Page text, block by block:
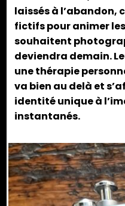
laissés à l’abandon,
fictifs pour animer
souhaitent
deviendra demain.
une thérapie
va bien au delà et
identité unique à
instantanés.